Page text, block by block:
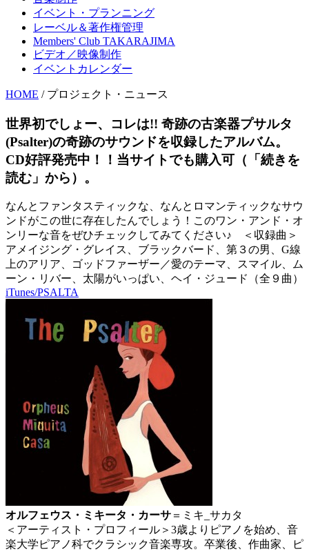
イベント・プランニング
レーベル＆著作権管理
Members' Club TAKARAJIMA
ビデオ／映像制作
イベントカレンダー
HOME / プロジェクト・ニュース
世界初でしょー、コレは!! 奇跡の古楽器プサルタ
(Psalter)の奇跡のサウンドを収録したアルバム。
CD好評発売中！！当サイトでも購入可（「続きを
読む」から）。
なんとファンタスティックな、なんとロマンティックなサウ
ンドがこの世に存在したんでしょう！このワン・アンド・オ
ンリーな音をぜひチェックしてみてください♪ ＜収録曲＞
アメイジング・グレイス、ブラックバード、第３の男、G線
上のアリア、ゴッドファーザー／愛のテーマ、スマイル、ム
ーン・リバー、太陽がいっぱい、ヘイ・ジュード（全９曲）
iTunes/PSALTA
オルフェウス・ミキータ・カーサ ＝ミキ_サカタ
＜アーティスト・プロフィール＞3歳よりピアノを始め、音
楽大学ピアノ科でクラシック音楽専攻。卒業後、作曲家、ピ